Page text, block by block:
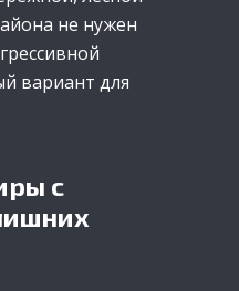
не нужен
вариант для
с